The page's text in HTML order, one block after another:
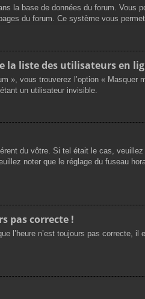
la base de données du forum. Vous
du forum. Ce système vous
la liste des utilisateurs en
», vous trouverez l’option «
un utilisateur invisible.
du vôtre. Si tel était le cas,
noter que le réglage du fuseau
pas correcte !
l’heure n’est toujours pas correcte,